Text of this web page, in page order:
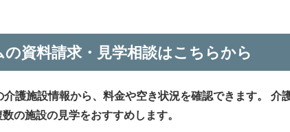
資料請求・見学相談はこちらから
護施設情報から、料金や空き状況を確認できます。
介
の施設の見学をおすすめします。